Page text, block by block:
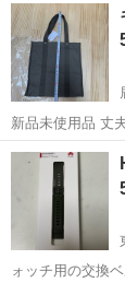
新品
鹿児島 鹿児島